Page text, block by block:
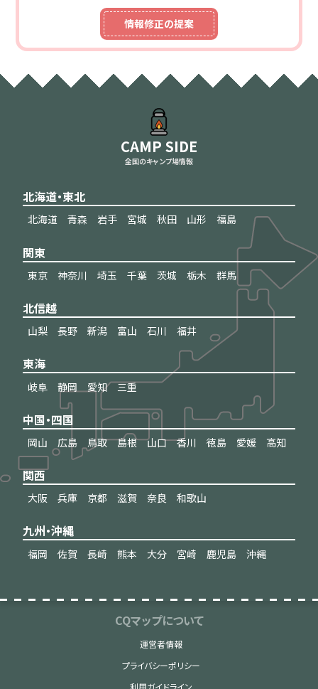
情報修正の提案
CAMP SIDE
全国のキャンプ場情報
北海道・東北
北海道 青森 岩手 宮城 秋田 山形 福島
関東
東京 神奈川 埼玉 千葉 茨城 栃木 群馬
北信越
山梨 長野 新潟 富山 石川 福井
東海
岐阜 静岡 愛知 三重
中国・四国
岡山 広島 鳥取 島根 山口 香川 徳島 愛媛 高知
関西
大阪 兵庫 京都 滋賀 奈良 和歌山
九州・沖縄
福岡 佐賀 長崎 熊本 大分 宮崎 鹿児島 沖縄
CQマップについて
運営者情報
プライバシーポリシー
利用ガイドライン